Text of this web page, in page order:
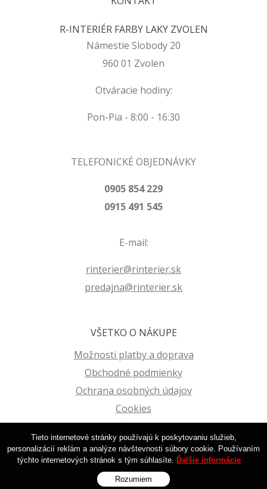
R-INTERIÉR FARBY LAKY ZVOLEN
Námestie Slobody 20
960 01 Zvolen
Otváracie hodiny:
Pon-Pia - 8:00 - 16:30
TELEFONICKÉ OBJEDNÁVKY
0905 854 229
0915 491 545
E-mail:
rinterier@rinterier.sk
predajna@rinterier.sk
VŠETKO O NÁKUPE
Možnosti platby a doprava
Obchodné podmienky
Ochrana osobných údajov
Cookies
Reklamačný poriadok
© 2026 Farby | Laky | Tapety na stenu | R-Interier Zvolen | Eshop •tvorba
eshopu cez UNIobchod
webhostingspoločnosti
Tieto internetové stránky používajú k poskytovaniu služieb,
personalizácií reklám a analýze návštevnosti súbory cookie. Používaním
týchto internetových stránok s tým súhlasíte. Ďalšie informácie
Rozumiem